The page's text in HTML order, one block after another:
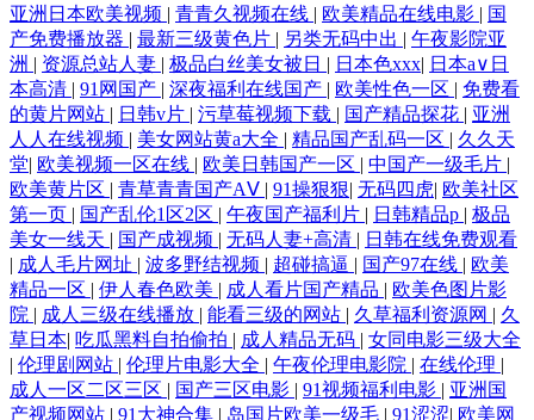
亚洲日本欧美视频 | 青青久视频在线 | 欧美精品在线电影 | 国
产免费播放器 | 最新三级黄色片 | 另类无码中出 | 午夜影院亚
洲 | 资源总站人妻 | 极品白丝美女被日 | 日本色xxx| 日本a∨日
本高清 | 91网国产 | 深夜福利在线国产 | 欧美性色一区 | 免费看
的黄片网站 | 日韩v片 | 污草莓视频下载 | 国产精品探花 | 亚洲
人人在线视频 | 美女网站黄a大全 | 精品国产乱码一区 | 久久天
堂| 欧美视频一区在线 | 欧美日韩国产一区 | 中国产一级毛片 |
欧美黄片区 | 青草青青国产AⅤ | 91操狠狠| 无码四虎| 欧美社区
第一页 | 国产乱伦1区2区 | 午夜国产福利片 | 日韩精品p | 极品
美女一线天 | 国产成视频 | 无码人妻+高清 | 日韩在线免费观看
| 成人毛片网址 | 波多野结视频 | 超碰搞逼 | 国产97在线 | 欧美
精品一区 | 伊人春色欧美 | 成人看片国产精品 | 欧美色图片影
院 | 成人三级在线播放 | 能看三级的网站 | 久草福利资源网 | 久
草日本| 吃瓜黑料自拍偷拍 | 成人精品无码 | 女同电影三级大全
| 伦理剧网站 | 伦理片电影大全 | 午夜伦理电影院 | 在线伦理 |
成人一区二区三区 | 国产三区电影 | 91视频福利电影 | 亚洲国
产视频网站 | 91大神合集 | 岛国片欧美一级毛 | 91涩涩| 欧美网